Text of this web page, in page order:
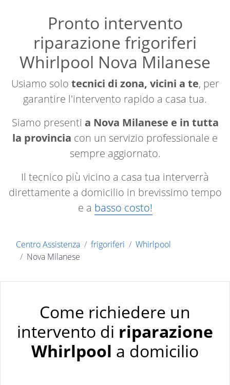
Pronto intervento
riparazione frigoriferi
Whirlpool Nova Milanese
Usiamo solo tecnici di zona, vicini a te, per
garantire l'intervento rapido a casa tua.
Siamo presenti a Nova Milanese e in tutta
la provincia con un servizio professionale e
sempre aggiornato.
Il tecnico più vicino a casa tua interverrà
direttamente a domicilio in brevissimo tempo
e a basso costo!
Centro Assistenza frigoriferi
Whirlpool
Nova Milanese
Come richiedere un
intervento di riparazione
Whirlpool a domicilio